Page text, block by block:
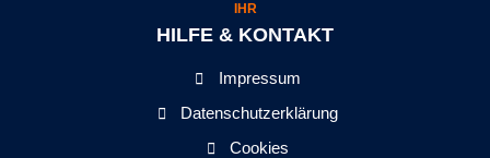
IHR
HILFE & KONTAKT
Impressum
Datenschutzerklärung
Cookies